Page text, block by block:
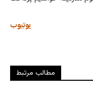
یوتیوب
مطالب مرتبط